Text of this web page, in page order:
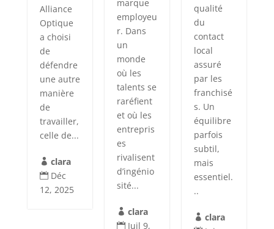
Alliance
Optique
a choisi
de
défendre
une autre
manière
de
travailler,
celle de...
 clara
 Déc
12, 2025
marque
employeu
r. Dans
un
monde
où les
talents se
raréfient
et où les
entrepris
es
rivalisent
d’ingénio
sité...
 clara
 Juil 9,
qualité
du
contact
local
assuré
par les
franchisé
s. Un
équilibre
parfois
subtil,
mais
essentiel.
..
 clara